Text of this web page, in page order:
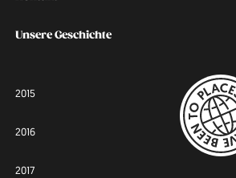
Unsere Geschichte
2015
2016
2017